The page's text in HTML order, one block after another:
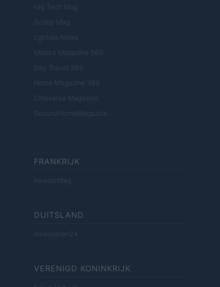
Hig Tech Mag
Scoop Mag
Lgbtqia News
Motors Magazine 365
Day Travel 365
Home Magazine 365
Cineverse Magazine
SecondHomeMagazine
FRANKRIJK
InvestirMag
DUITSLAND
Investieren24
VERENIGD KONINKRIJK